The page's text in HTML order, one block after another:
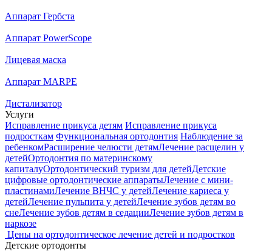
Аппарат Гербста
Аппарат PowerScope
Лицевая маска
Аппарат MARPE
Дистализатор
Услуги
Исправление прикуса детям Исправление прикуса
подросткам Функциональная ортодонтия Наблюдение за
ребенкомРасширение челюсти детямЛечение расщелин у
детейОртодонтия по материнскому
капиталуОртодонтический туризм для детейДетские
цифровые ортодонтические аппаратыЛечение с мини-
пластинамиЛечение ВНЧС у детейЛечение кариеса у
детейЛечение пульпита у детейЛечение зубов детям во
снеЛечение зубов детям в седацииЛечение зубов детям в
наркозе
Цены на ортодонтическое лечение детей и подростков
Детские ортодонты